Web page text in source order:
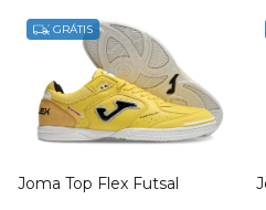
GRÁTIS
Joma Top Flex Futsal